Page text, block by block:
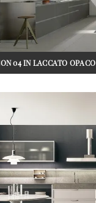
04 IN LACCATO OPACO